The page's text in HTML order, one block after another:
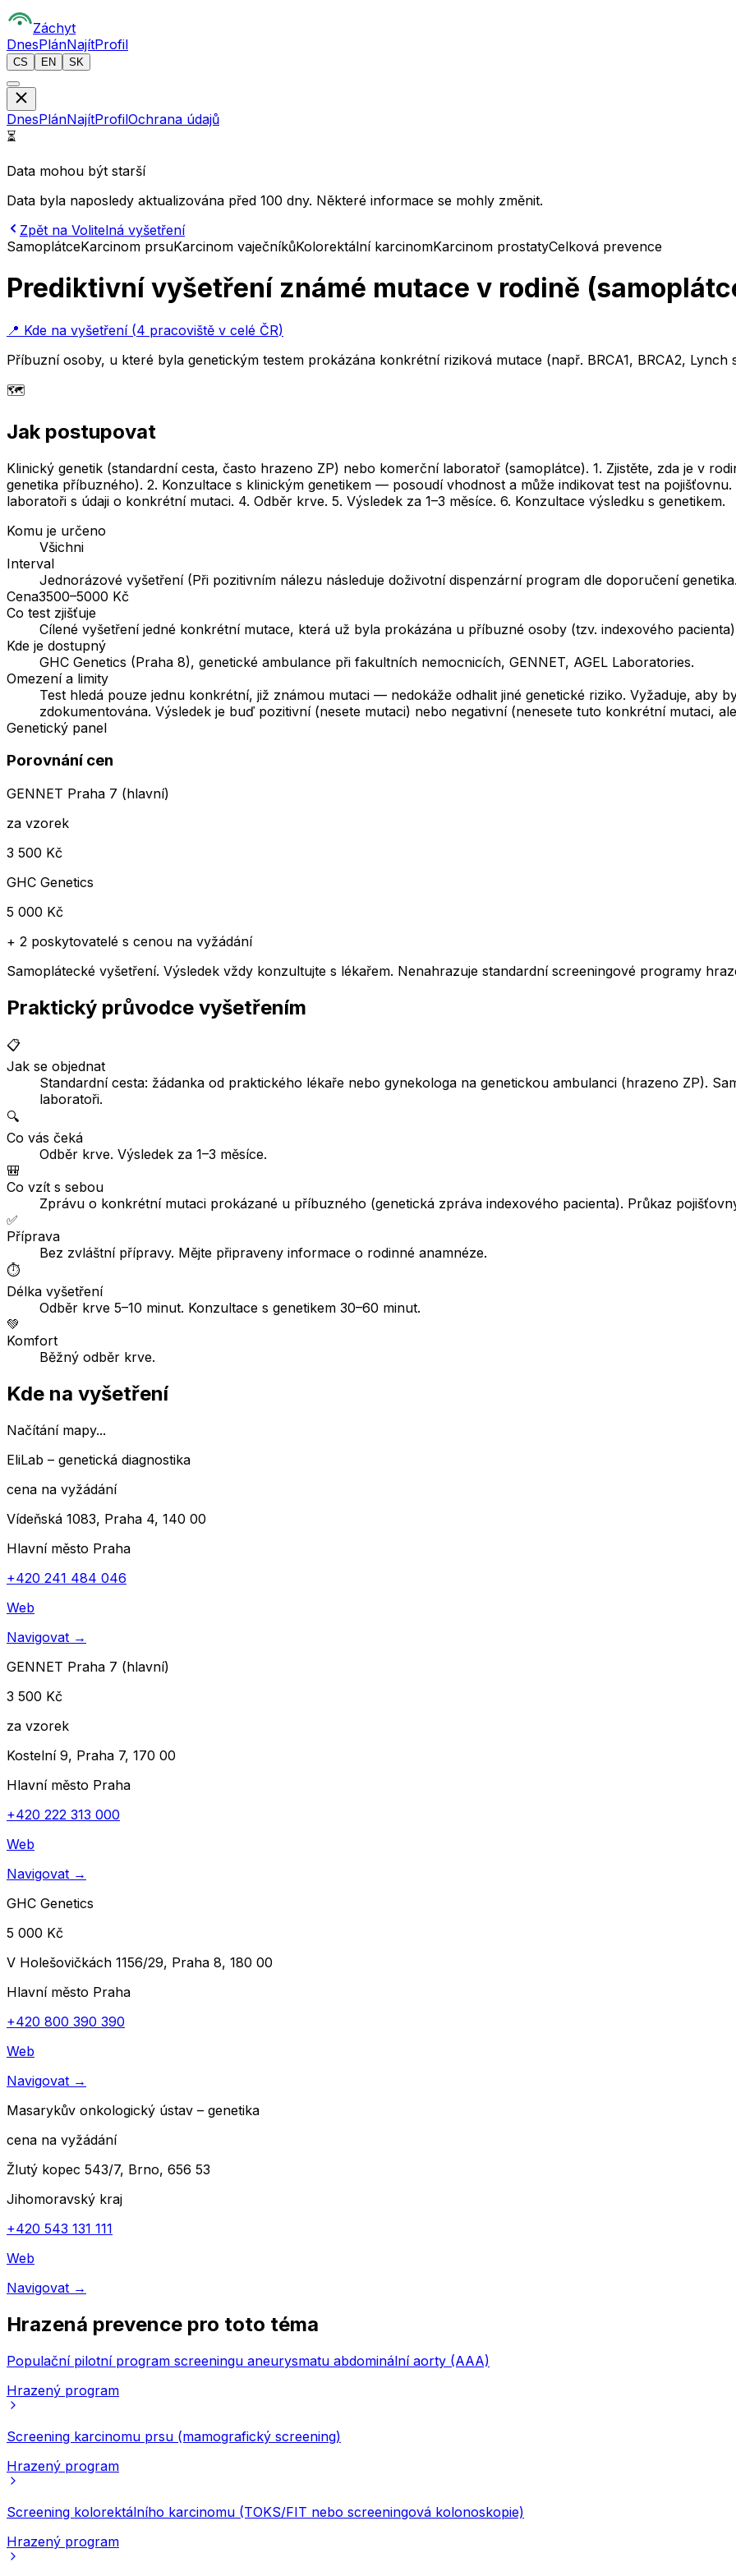
Záchyt
DnesPlánNajítProfil
CS EN SK
DnesPlánNajítProfilOchrana údajů
⏳
Data mohou být starší
Data byla naposledy aktualizována před 100 dny. Některé informace se mohly změnit.
Zpět na Volitelná vyšetření
SamoplátceKarcinom prsuKarcinom vaječníkůKolorektální karcinomKarcinom prostatyCelková prevence
Prediktivní vyšetření známé mutace v rodině
📍 Kde na vyšetření(4 pracoviště v celé ČR)
Příbuzní osoby, u které byla genetickým testem prokázána konkrétní riziková mutace (např. BRCA1, BRCA2, Lynch
🗺️
Jak postupovat
Klinický genetik (standardní cesta, často hrazeno ZP) nebo komerční laboratoř (samoplátce). 1. Zjistěte, zda je v
genetika příbuzného). 2. Konzultace s klinickým genetikem — posoudí vhodnost a může indikovat test na
laboratoři s údaji o konkrétní mutaci. 4. Odběr krve. 5. Výsledek za 1–3 měsíce. 6. Konzultace výsledku s genetikem.
Komu je určeno
Všichni
Interval
Jednorázové vyšetření (Při pozitivním nálezu následuje doživotní dispenzární program dle doporučení
Cena3500–5000 Kč
Co test zjišťuje
Cílené vyšetření jedné konkrétní mutace, která už byla prokázána u příbuzné osoby (tzv. indexového
Kde je dostupný
GHC Genetics (Praha 8), genetické ambulance při fakultních nemocnicích, GENNET, AGEL Laboratories.
Omezení a limity
Test hledá pouze jednu konkrétní, již známou mutaci — nedokáže odhalit jiné genetické riziko. Vyžaduje, aby
zdokumentována. Výsledek je buď pozitivní (nesete mutaci) nebo negativní (nenesete tuto konkrétní mutaci,
Genetický panel
Porovnání cen
GENNET Praha 7 (hlavní)
za vzorek
3 500 Kč
GHC Genetics
5 000 Kč
+ 2 poskytovatelé s cenou na vyžádání
Samoplátecké vyšetření. Výsledek vždy konzultujte s lékařem. Nenahrazuje standardní screeningové programy
Praktický průvodce vyšetřením
📋
Jak se objednat
Standardní cesta: žádanka od praktického lékaře nebo gynekologa na genetickou ambulanci (hrazeno ZP).
laboratoři.
🔍
Co vás čeká
Odběr krve. Výsledek za 1–3 měsíce.
🎒
Co vzít s sebou
Zprávu o konkrétní mutaci prokázané u příbuzného (genetická zpráva indexového pacienta). Průkaz
✅
Příprava
Bez zvláštní přípravy. Mějte připraveny informace o rodinné anamnéze.
⏱️
Délka vyšetření
Odběr krve 5–10 minut. Konzultace s genetikem 30–60 minut.
💚
Komfort
Běžný odběr krve.
Kde na vyšetření
Načítání mapy...
EliLab – genetická diagnostika
cena na vyžádání
Vídeňská 1083, Praha 4, 140 00
Hlavní město Praha
+420 241 484 046
Web
Navigovat →
GENNET Praha 7 (hlavní)
3 500 Kč
za vzorek
Kostelní 9, Praha 7, 170 00
Hlavní město Praha
+420 222 313 000
Web
Navigovat →
GHC Genetics
5 000 Kč
V Holešovičkách 1156/29, Praha 8, 180 00
Hlavní město Praha
+420 800 390 390
Web
Navigovat →
Masarykův onkologický ústav – genetika
cena na vyžádání
Žlutý kopec 543/7, Brno, 656 53
Jihomoravský kraj
+420 543 131 111
Web
Navigovat →
Hrazená prevence pro toto téma
Populační pilotní program screeningu aneurysmatu abdominální aorty (AAA)
Hrazený program
Screening karcinomu prsu (mamografický screening)
Hrazený program
Screening kolorektálního karcinomu (TOKS/FIT nebo screeningová kolonoskopie)
Hrazený program